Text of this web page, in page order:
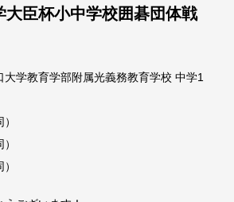
大臣杯小中学校囲碁団体戦
学教育学部附属光義務教育学校 中学1